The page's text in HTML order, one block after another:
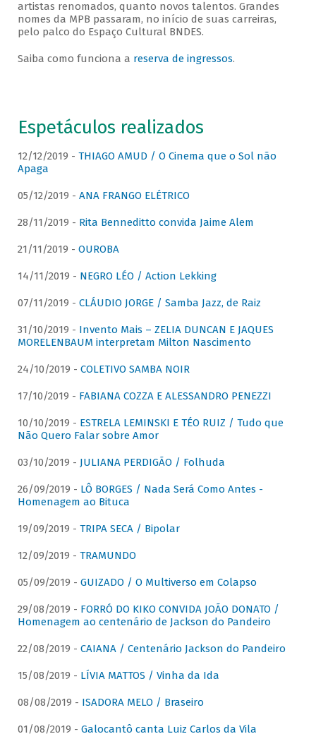
artistas renomados, quanto novos talentos. Grandes
nomes da MPB passaram, no início de suas carreiras,
pelo palco do Espaço Cultural BNDES.
Saiba como funciona a reserva de ingressos.
Espetáculos realizados
12/12/2019 - THIAGO AMUD / O Cinema que o Sol não
Apaga
05/12/2019 - ANA FRANGO ELÉTRICO
28/11/2019 - Rita Benneditto convida Jaime Alem
21/11/2019 - OUROBA
14/11/2019 - NEGRO LÉO / Action Lekking
07/11/2019 - CLÁUDIO JORGE / Samba Jazz, de Raiz
31/10/2019 - Invento Mais – ZELIA DUNCAN E JAQUES
MORELENBAUM interpretam Milton Nascimento
24/10/2019 - COLETIVO SAMBA NOIR
17/10/2019 - FABIANA COZZA E ALESSANDRO PENEZZI
10/10/2019 - ESTRELA LEMINSKI E TÉO RUIZ / Tudo que
Não Quero Falar sobre Amor
03/10/2019 - JULIANA PERDIGÃO / Folhuda
26/09/2019 - LÔ BORGES / Nada Será Como Antes -
Homenagem ao Bituca
19/09/2019 - TRIPA SECA / Bipolar
12/09/2019 - TRAMUNDO
05/09/2019 - GUIZADO / O Multiverso em Colapso
29/08/2019 - FORRÓ DO KIKO CONVIDA JOÃO DONATO /
Homenagem ao centenário de Jackson do Pandeiro
22/08/2019 - CAIANA / Centenário Jackson do Pandeiro
15/08/2019 - LÍVIA MATTOS / Vinha da Ida
08/08/2019 - ISADORA MELO / Braseiro
01/08/2019 - Galocantô canta Luiz Carlos da Vila